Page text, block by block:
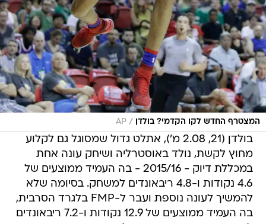
המצטרף החדש לקו הקדמי? בולדן /
AP
בולדן (21, 2.08 מ'), אתלט גדול שמסוגל גם לקלוע
מחוץ לקשת, נולד באוסטרליה ושיחק עונה אחת
במכללת דיוק - 2015/16 - בה העמיד ממוצעים של
4.6 נקודות ו-4.8 ריבאונדים למשחק. בסיומה שלא
להמשיך לעונה נוספת ועבר ל-FMP בלגרד הסרבית,
בה העמיד ממוצעים של 12.9 נקודות ו-7.2 ריבאונדים